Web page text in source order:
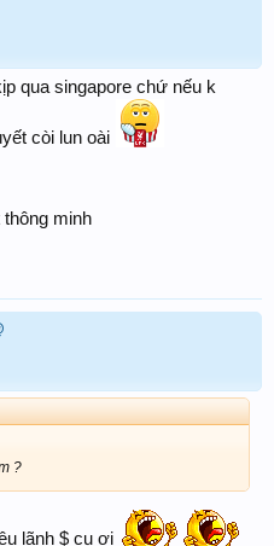
qua singapore chứ nếu k
còi lun oài
minh
?
lãnh $ cụ ơi